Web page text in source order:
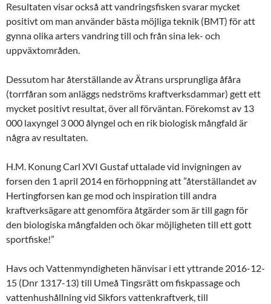
Resultaten visar också att vandringsfisken svarar mycket
positivt om man använder bästa möjliga teknik (BMT) för att
gynna olika arters vandring till och från sina lek- och
uppväxtområden.
Dessutom har återställande av Ätrans ursprungliga åfåra
(torrfåran som anläggs nedströms kraftverksdammar) gett ett
mycket positivt resultat, över all förväntan. Förekomst av 13
000 laxyngel 3 000 ålyngel och en rik biologisk mångfald är
några av resultaten.
H.M. Konung Carl XVI Gustaf uttalade vid invigningen av
forsen den 1 april 2014 en förhoppning att ”återställandet av
Hertingforsen kan ge mod och inspiration till andra
kraftverksägare att genomföra åtgärder som är till gagn för
den biologiska mångfalden och ökar möjligheten till ett gott
sportfiske!”
Havs och Vattenmyndigheten hänvisar i ett yttrande 2016-12-
15 (Dnr 1317-13) till Umeå Tingsrätt om fiskpassage och
vattenhushållning vid Sikfors vattenkraftverk, till